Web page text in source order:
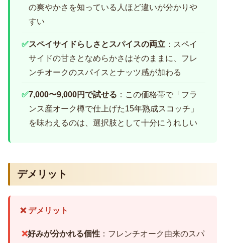
の爽やかさを知っている人ほど違いが分かりや
すい
✅スペイサイドらしさとスパイスの両立 ：スペイ
サイドの甘さとなめらかさはそのままに、フレ
ンチオークのスパイスとナッツ感が加わる
✅7,000〜9,000円で試せる ：この価格帯で「フラ
ンス産オーク樽で仕上げた15年熟成スコッチ」
を味わえるのは、選択肢として十分にうれしい
デメリット
❌ デメリット
❌好みが分かれる個性 ：フレンチオーク由来のスパ